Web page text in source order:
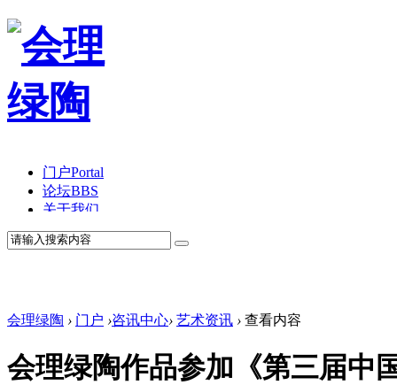
门户Portal
论坛BBS
关于我们
会理绿陶 › 门户 ›咨讯中心› 艺术资讯 › 查看内容
会理绿陶作品参加《第三届中